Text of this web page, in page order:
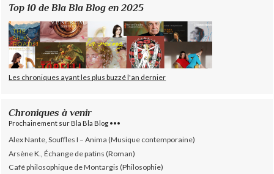
Top 10 de Bla Bla Blog en 2025
Les chroniques ayant les plus buzzé l'an dernier
Chroniques à venir
Prochainement sur Bla Bla Blog •••
Alex Nante, Souffles I – Anima (Musique contemporaine)
Arsène K., Échange de patins (Roman)
Café philosophique de Montargis (Philosophie)